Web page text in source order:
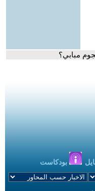
مبابي؟
بودكاست